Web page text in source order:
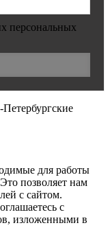
персональных
для работы
позволяет нам
с сайтом.
с
изложенными в